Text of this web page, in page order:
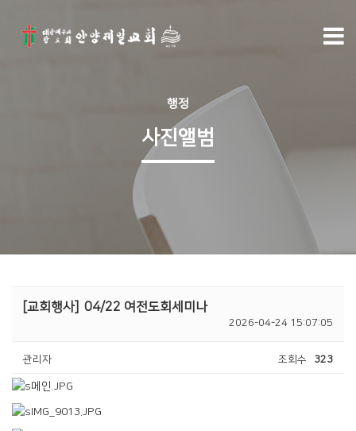
행정
사진앨범
[교회행사] 04/22 여전도회세미나
2026-04-24 15:07:05
관리자 조회수 323